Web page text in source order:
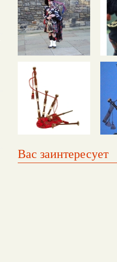
Вас заинтересует